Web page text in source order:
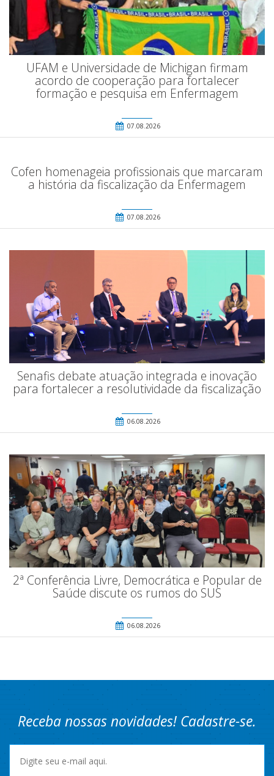
UFAM e Universidade de Michigan firmam
acordo de cooperação para fortalecer
formação e pesquisa em Enfermagem
07.08.2026
Cofen homenageia profissionais que marcaram
a história da fiscalização da Enfermagem
07.08.2026
Senafis debate atuação integrada e inovação
para fortalecer a resolutividade da fiscalização
06.08.2026
2ª Conferência Livre, Democrática e Popular de
Saúde discute os rumos do SUS
06.08.2026
Receba nossas novidades! Cadastre-se.